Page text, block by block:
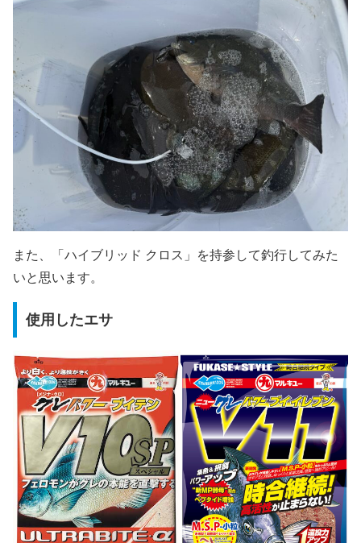
また、「ハイブリッド クロス」を持参して釣行してみた
いと思います。
使用したエサ